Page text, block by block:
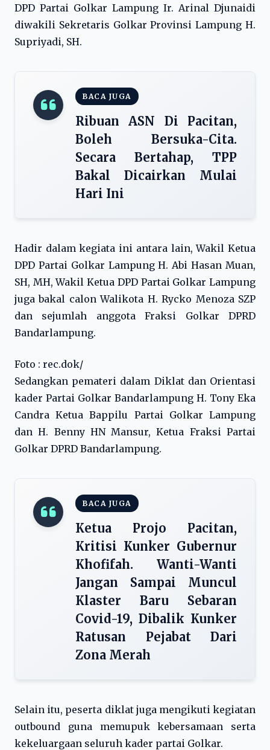
DPD Partai Golkar Lampung Ir. Arinal Djunaidi
diwakili Sekretaris Golkar Provinsi Lampung H.
Supriyadi, SH.
BACA JUGA
Ribuan ASN Di Pacitan,
Boleh Bersuka-Cita.
Secara Bertahap, TPP
Bakal Dicairkan Mulai
Hari Ini
Hadir dalam kegiata ini antara lain, Wakil Ketua
DPD Partai Golkar Lampung H. Abi Hasan Muan,
SH, MH, Wakil Ketua DPD Partai Golkar Lampung
juga bakal calon Walikota H. Rycko Menoza SZP
dan sejumlah anggota Fraksi Golkar DPRD
Bandarlampung.
Foto : rec.dok/
Sedangkan pemateri dalam Diklat dan Orientasi
kader Partai Golkar Bandarlampung H. Tony Eka
Candra Ketua Bappilu Partai Golkar Lampung
dan H. Benny HN Mansur, Ketua Fraksi Partai
Golkar DPRD Bandarlampung.
BACA JUGA
Ketua Projo Pacitan,
Kritisi Kunker Gubernur
Khofifah. Wanti-Wanti
Jangan Sampai Muncul
Klaster Baru Sebaran
Covid-19, Dibalik Kunker
Ratusan Pejabat Dari
Zona Merah
Selain itu, peserta diklat juga mengikuti kegiatan
outbound guna memupuk kebersamaan serta
kekeluargaan seluruh kader partai Golkar.